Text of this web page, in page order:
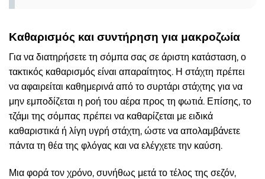
Καθαρισμός και συντήρηση για μακροζωία
Για να διατηρήσετε τη σόμπα σας σε άριστη κατάσταση, ο
τακτικός καθαρισμός είναι απαραίτητος. Η στάχτη πρέπει
να αφαιρείται καθημερινά από το συρτάρι στάχτης για να
μην εμποδίζεται η ροή του αέρα προς τη φωτιά. Επίσης, το
τζάμι της σόμπας πρέπει να καθαρίζεται με ειδικά
καθαριστικά ή λίγη υγρή στάχτη, ώστε να απολαμβάνετε
πάντα τη θέα της φλόγας και να ελέγχετε την καύση.
Μια φορά τον χρόνο, συνήθως μετά το τέλος της σεζόν,